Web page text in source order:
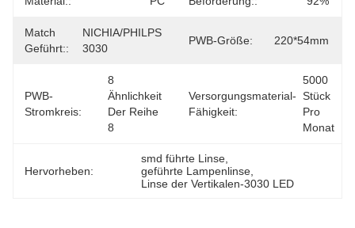
Match
Geführt::
NICHIA/PHILPS
3030
PWB-Größe: 220*54mm
PWB-
Stromkreis:
8
Ähnlichkeit
Der Reihe
8
Versorgungsmaterial-
Fähigkeit:
5000
Stück
Pro
Monat
Hervorheben:
smd führte Linse
geführte Lampenlinse
Linse der Vertikalen-3030 LED